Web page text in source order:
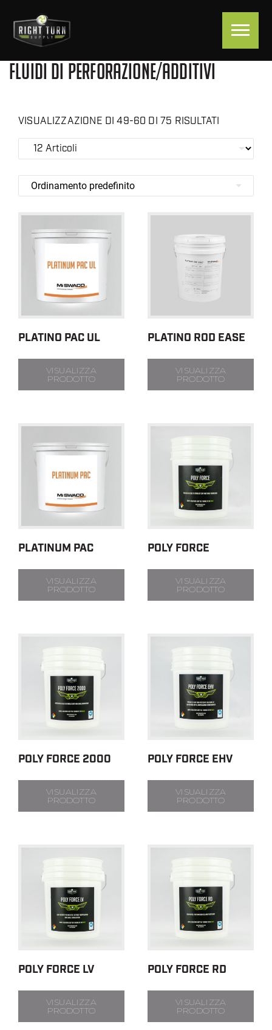
FLUIDI DI PERFORAZIONE/ADDITIVI
VISUALIZZAZIONE DI 49-60 DI 75 RISULTATI
PLATINO PAC UL
VISUALIZZA
PRODOTTO
PLATINO ROD EASE
VISUALIZZA
PRODOTTO
PLATINUM PAC
VISUALIZZA
PRODOTTO
POLY FORCE
VISUALIZZA
PRODOTTO
POLY FORCE 2000
VISUALIZZA
PRODOTTO
POLY FORCE EHV
VISUALIZZA
PRODOTTO
POLY FORCE LV
VISUALIZZA
PRODOTTO
POLY FORCE RD
VISUALIZZA
PRODOTTO